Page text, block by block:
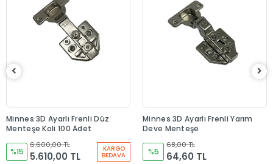
Minnes 3D Ayarlı Frenli Düz
Menteşe Koli 100 Adet
%15
6.600,00 TL
5.610,00 TL
KARGO
BEDAVA
Minnes 3D Ayarlı Frenli Yarım
Deve Menteşe
%5
68,00 TL
64,60 TL